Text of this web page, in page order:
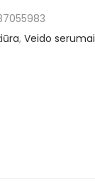
, Veido serumai